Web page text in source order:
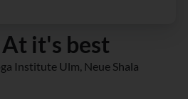
it's best
Institute Ulm, Neue Shala